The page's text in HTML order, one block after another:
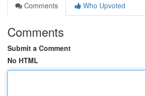
Comments
Who Upvoted
Comments
Submit a Comment
No HTML